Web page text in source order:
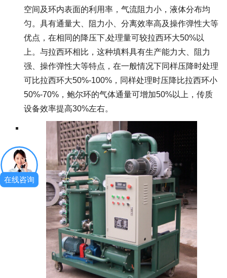
空间及环内表面的利用率，气流阻力小，液体分布均
匀。具有通量大、阻力小、分离效率高及操作弹性大等
优点，在相同的降压下,处理量可较拉西环大50%以
上。与拉西环相比，这种填料具有生产能力大、阻力
强、操作弹性大等特点，在一般情况下同样压降时处理
可比拉西环大50%-100%，同样处理时压降比拉西环小
50%-70%，鲍尔环的气体通量可增加50%以上，传质
设备效率提高30%左右。
在线咨询